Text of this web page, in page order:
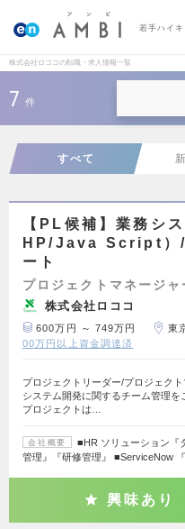
若手ハイ
株式会社ロココの転職・求人情報一覧
7 件
すべて
【PL候補】業務シ
HP/Java Script）/
ート
プロジェクトマネージ
株式会社ロココ
600万円 ～ 749万円 東
00万円以上資金調達済
プロジェクトリーダー/プロジェクト
システム開発に関するチーム管理を
プロジェクトは…
会社概要
■HR ソリューション『
管理』『研修管理』 ■ServiceNow
興味あり